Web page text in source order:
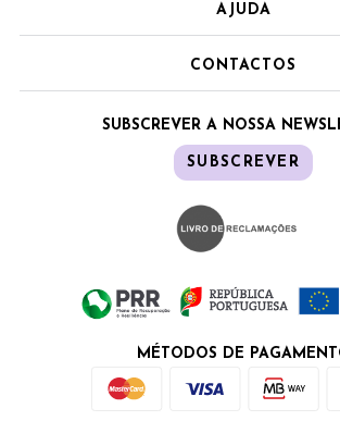
AJUDA
CONTACTOS
SUBSCREVER A NOSSA
SUBSCREVER
MÉTODOS DE